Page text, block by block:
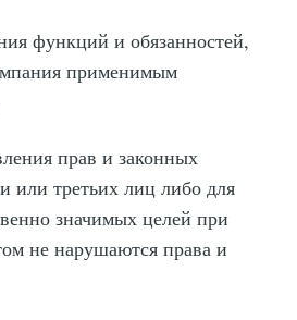
и обязанностей,
применимым
прав и законных
или третьих лиц либо для
значимых целей при
не нарушаются права и